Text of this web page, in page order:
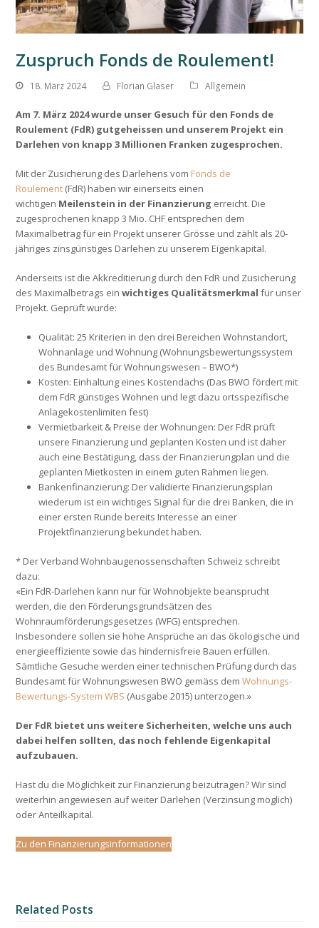
Zuspruch Fonds de Roulement!
18. März 2024 Florian Glaser Allgemein
Am 7. März 2024 wurde unser Gesuch für den Fonds de
Roulement (FdR) gutgeheissen und unserem Projekt ein
Darlehen von knapp 3 Millionen Franken zugesprochen.
Mit der Zusicherung des Darlehens vom Fonds de
Roulement (FdR) haben wir einerseits einen
wichtigen Meilenstein in der Finanzierung erreicht. Die
zugesprochenen knapp 3 Mio. CHF entsprechen dem
Maximalbetrag für ein Projekt unserer Grösse und zählt als 20-
jähriges zinsgünstiges Darlehen zu unserem Eigenkapital.
Anderseits ist die Akkreditierung durch den FdR und Zusicherung
des Maximalbetrags einwichtiges Qualitätsmerkmalfür unser
Projekt. Geprüft wurde:
Qualität: 25 Kriterien in den drei Bereichen Wohnstandort,
Wohnanlage und Wohnung (Wohnungsbewertungssystem
des Bundesamt für Wohnungswesen – BWO*)
Kosten: Einhaltung eines Kostendachs (Das BWO fördert mit
dem FdR günstiges Wohnen und legt dazu ortsspezifische
Anlagekostenlimiten fest)
Vermietbarkeit & Preise der Wohnungen: Der FdR prüft
unsere Finanzierung und geplanten Kosten und ist daher
auch eine Bestätigung, dass der Finanzierungplan und die
geplanten Mietkosten in einem guten Rahmen liegen.
Bankenfinanzierung: Der validierte Finanzierungsplan
wiederum ist ein wichtiges Signal für die drei Banken, die in
einer ersten Runde bereits Interesse an einer
Projektfinanzierung bekundet haben.
* Der Verband Wohnbaugenossenschaften Schweiz schreibt
dazu:
«Ein FdR-Darlehen kann nur für Wohnobjekte beansprucht
werden, die den Förderungsgrundsätzen des
Wohnraumförderungsgesetzes (WFG) entsprechen.
Insbesondere sollen sie hohe Ansprüche an das ökologische und
energieeffiziente sowie das hindernisfreie Bauen erfüllen.
Sämtliche Gesuche werden einer technischen Prüfung durch das
Bundesamt für Wohnungswesen BWO gemäss demWohnungs-
Bewertungs-System WBS (Ausgabe 2015) unterzogen.»
Der FdR bietet uns weitere Sicherheiten, welche uns auch
dabei helfen sollten, das noch fehlende Eigenkapital
aufzubauen.
Hast du die Möglichkeit zur Finanzierung beizutragen? Wir sind
weiterhin angewiesen auf weiter Darlehen (Verzinsung möglich)
oder Anteilkapital.
Zu den Finanzierungsinformationen
Related Posts